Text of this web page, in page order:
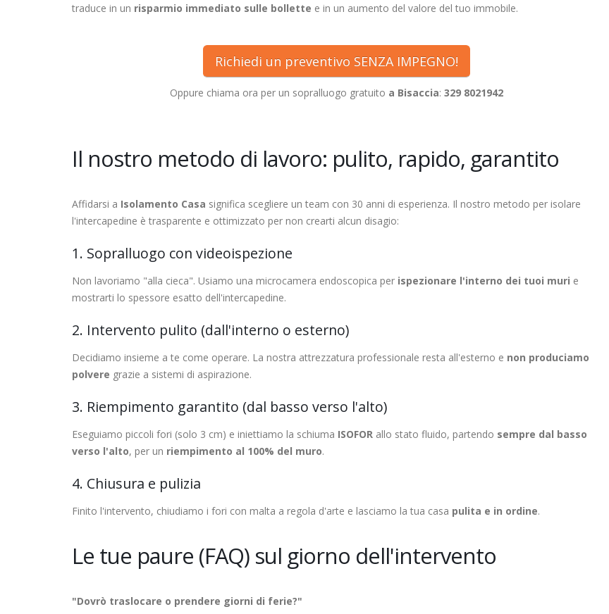
traduce in un risparmio immediato sulle bollette e in un aumento del valore del tuo immobile.
Richiedi un preventivo SENZA IMPEGNO!
Oppure chiama ora per un sopralluogo gratuito a Bisaccia: 329 8021942
Il nostro metodo di lavoro: pulito, rapido, garantito
Affidarsi a Isolamento Casa significa scegliere un team con 30 anni di esperienza. Il nostro metodo per isolare
l'intercapedine è trasparente e ottimizzato per non crearti alcun disagio:
1. Sopralluogo con videoispezione
Non lavoriamo "alla cieca". Usiamo una microcamera endoscopica per ispezionare l'interno dei tuoi muri e
mostrarti lo spessore esatto dell'intercapedine.
2. Intervento pulito (dall'interno o esterno)
Decidiamo insieme a te come operare. La nostra attrezzatura professionale resta all'esterno e non produciamo
polvere grazie a sistemi di aspirazione.
3. Riempimento garantito (dal basso verso l'alto)
Eseguiamo piccoli fori (solo 3 cm) e iniettiamo la schiuma ISOFOR allo stato fluido, partendo sempre dal basso
verso l'alto, per un riempimento al 100% del muro.
4. Chiusura e pulizia
Finito l'intervento, chiudiamo i fori con malta a regola d'arte e lasciamo la tua casa pulita e in ordine.
Le tue paure (FAQ) sul giorno dell'intervento
"Dovrò traslocare o prendere giorni di ferie?"